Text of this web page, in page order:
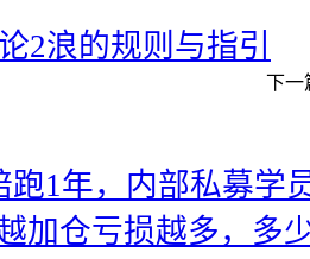
2浪的规则与指引
下
跑1年，内部私募学
加仓亏损越多，多